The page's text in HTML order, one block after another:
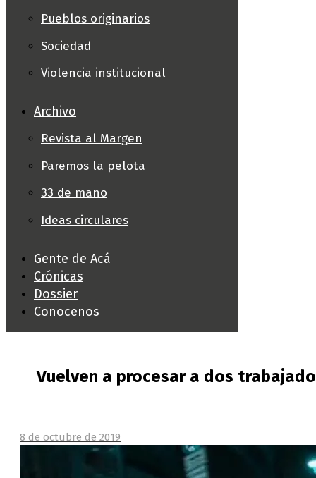
Pueblos originarios
Sociedad
Violencia institucional
Archivo
Revista al Margen
Paremos la pelota
33 de mano
Ideas circulares
Gente de Acá
Crónicas
Dossier
Conocenos
Vuelven a procesar a dos
8 de octubre de 2019